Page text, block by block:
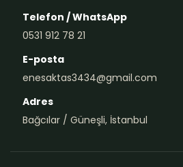
Telefon / WhatsApp
0531 912 78 21
E-posta
enesaktas3434@gmail.com
Adres
Bağcılar / Güneşli, İstanbul